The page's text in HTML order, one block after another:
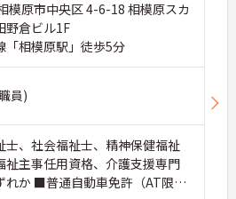
模原市中央区 4-6-18 相模原スカ
野倉ビル1F
「相模原駅」徒歩5分
員)
、社会福祉士、精神保健福祉
祉主事任用資格、介護支援専門
か ■普通自動車免許（AT限定